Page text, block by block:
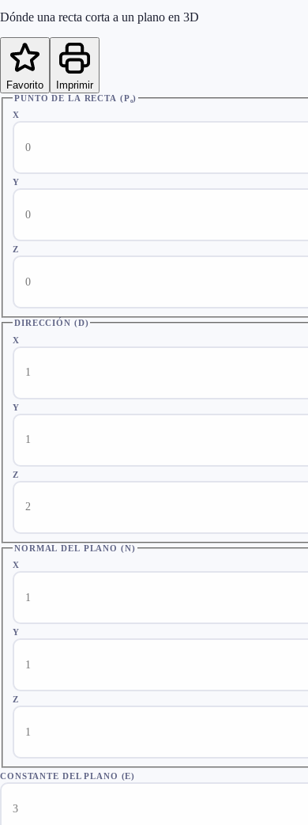
Dónde una recta corta a un plano en 3D
Favorito Imprimir
PUNTO DE LA RECTA (P₀)
X
Y
Z
DIRECCIÓN (D)
X
Y
Z
NORMAL DEL PLANO (N)
X
Y
Z
CONSTANTE DEL PLANO (E)